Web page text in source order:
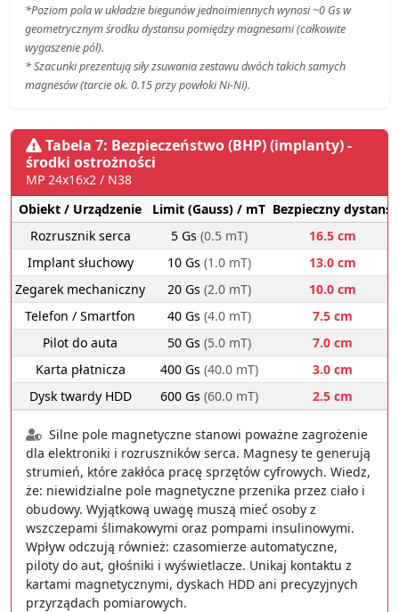
*Poziom pola w układzie biegunów jednoimiennych wynosi ~0 Gs w
geometrycznym środku dystansu pomiędzy magnesami (całkowite
wygaszenie pól).
* Szacunki prezentują siły zsuwania zestawu dwóch takich samych
magnesów (tarcie ok. 0.15 przy powłoki Ni-Ni).
Tabela 7: Bezpieczeństwo (BHP) (implanty) -
środki ostrożności
MP 24x16x2 / N38
Obiekt / Urządzenie
Limit (Gauss) / mT Bezpieczny dystans
Rozrusznik serca
5 Gs (0.5 mT)
16.5 cm
Implant słuchowy
10 Gs (1.0 mT)
13.0 cm
Zegarek mechaniczny
20 Gs (2.0 mT)
10.0 cm
Telefon / Smartfon
40 Gs (4.0 mT)
7.5 cm
Pilot do auta
50 Gs (5.0 mT)
7.0 cm
Karta płatnicza
400 Gs (40.0 mT)
3.0 cm
Dysk twardy HDD
600 Gs (60.0 mT) 2.5 cm
Silne pole magnetyczne stanowi poważne zagrożenie
dla elektroniki i rozruszników serca. Magnesy te generują
strumień, które zakłóca pracę sprzętów cyfrowych. Wiedz,
że: niewidzialne pole magnetyczne przenika przez ciało i
obudowy. Wyjątkową uwagę muszą mieć osoby z
wszczepami ślimakowymi oraz pompami insulinowymi.
Wpływ odczują również: czasomierze automatyczne,
piloty do aut, głośniki i wyświetlacze. Unikaj kontaktu z
kartami magnetycznymi, dyskach HDD ani precyzyjnych
przyrządach pomiarowych.